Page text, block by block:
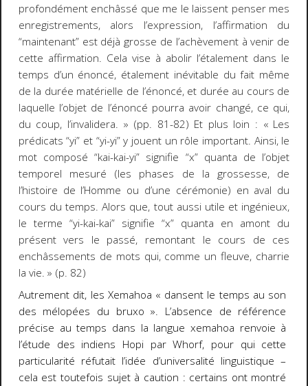
profondément enchâssé que me le laissent penser mes
enregistrements, alors l’expression, l’affirmation du
“maintenant” est déjà grosse de l’achèvement à venir de
cette affirmation. Cela vise à abolir l’étalement dans le
temps d’un énoncé, étalement inévitable du fait même
de la durée matérielle de l’énoncé, et durée au cours de
laquelle l’objet de l’énoncé pourra avoir changé, ce qui,
du coup, l’invalidera. » (pp. 81-82) Et plus loin : « Les
prédicats “yi” et “yi-yi” y jouent un rôle important. Ainsi, le
mot composé “kai-kai-yi” signifie “x” quanta de l’objet
temporel mesuré (les phases de la grossesse, de
l’histoire de l’Homme ou d’une cérémonie) en aval du
cours du temps. Alors que, tout aussi utile et ingénieux,
le terme “yi-kai-kai” signifie “x” quanta en amont du
présent vers le passé, remontant le cours de ces
enchâssements de mots qui, comme un fleuve, charrie
la vie. » (p. 82)
Autrement dit, les Xemahoa « dansent le temps au son
des mélopées du bruxo ». L’absence de référence
précise au temps dans la langue xemahoa renvoie à
l’étude des indiens Hopi par Whorf, pour qui cette
particularité réfutait l’idée d’universalité linguistique –
cela est toutefois sujet à caution : certains ont montré